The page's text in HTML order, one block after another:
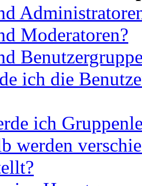
Moderatoren?
ich die
ich
werden